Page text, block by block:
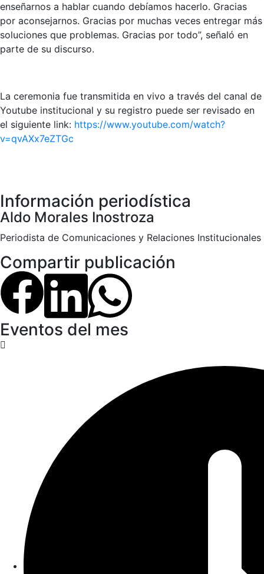
enseñarnos a hablar cuando debíamos hacerlo. Gracias
por aconsejarnos. Gracias por muchas veces entregar más
soluciones que problemas. Gracias por todo”, señaló en
parte de su discurso.
La ceremonia fue transmitida en vivo a través del canal de
Youtube institucional y su registro puede ser revisado en
el siguiente link: https://www.youtube.com/watch?
v=qvAXx7eZTGc
Información periodística
Aldo Morales Inostroza
Periodista de Comunicaciones y Relaciones Institucionales
Compartir publicación
Eventos del mes